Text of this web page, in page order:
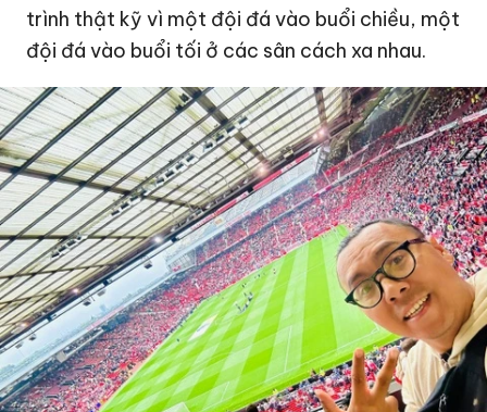
trình thật kỹ vì một đội đá vào buổi chiều, một
đội đá vào buổi tối ở các sân cách xa nhau.